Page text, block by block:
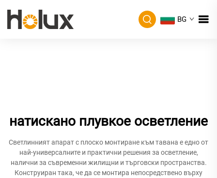
BG
натискано плувкое осветление
Светлинният апарат с плоско монтиране към тавана е едно от
най-универсалните и практични решения за осветление,
налични за съвременни жилищни и търговски пространства.
Конструиран така, че да се монтира непосредствено върху